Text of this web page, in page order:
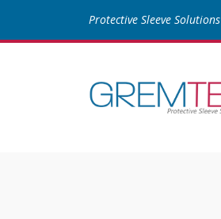
Protective Sleeve Solutions